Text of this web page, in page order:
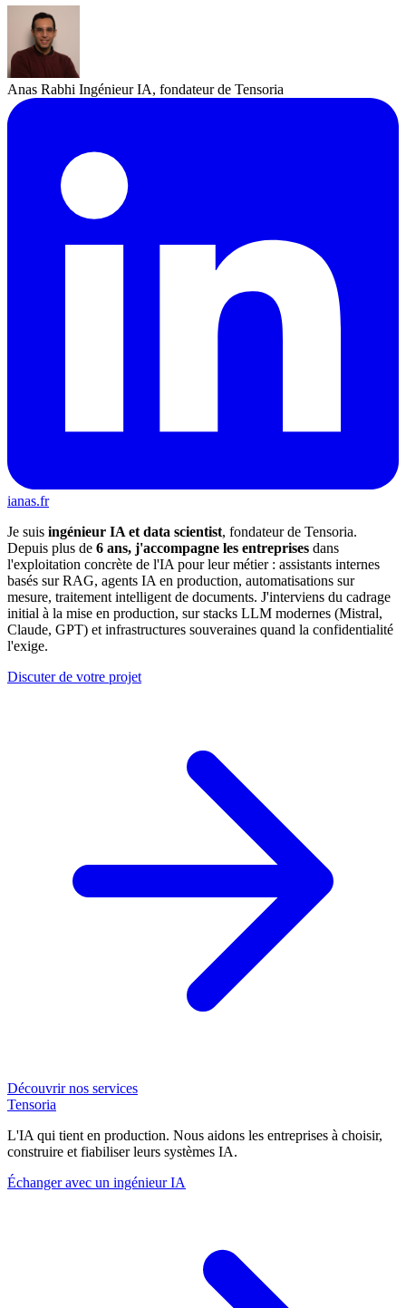
Anas Rabhi Ingénieur IA, fondateur de Tensoria
ianas.fr
Je suis ingénieur IA et data scientist, fondateur de Tensoria.
Depuis plus de 6 ans, j'accompagne les entreprises dans
l'exploitation concrète de l'IA pour leur métier : assistants internes
basés sur RAG, agents IA en production, automatisations sur
mesure, traitement intelligent de documents. J'interviens du cadrage
initial à la mise en production, sur stacks LLM modernes (Mistral,
Claude, GPT) et infrastructures souveraines quand la confidentialité
l'exige.
Discuter de votre projet
Découvrir nos services
Tensoria
L'IA qui tient en production. Nous aidons les entreprises à choisir,
construire et fiabiliser leurs systèmes IA.
Échanger avec un ingénieur IA